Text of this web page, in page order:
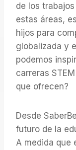
de los
estas áreas,
hijos para
globalizada y
podemos
carreras
que ofrecen?
Desde
futuro de la
A medida que